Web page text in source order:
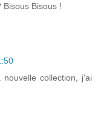
Bisous !
collection, j'ai